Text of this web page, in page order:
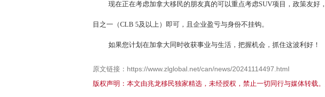
现在正在考虑加拿大移民的朋友真的可以重点考虑SUV项目，政策友好
目之一（CLB 5及以上）即可，且企业盈亏与身份不挂钩。
如果您计划在加拿大同时收获事业与生活，把握机会，抓住这波利好！
原文链接：https://www.zlglobal.net/can/news/20241114497.html
版权声明：本文由兆龙移民独家精选，未经授权，禁止一切同行与媒体转载